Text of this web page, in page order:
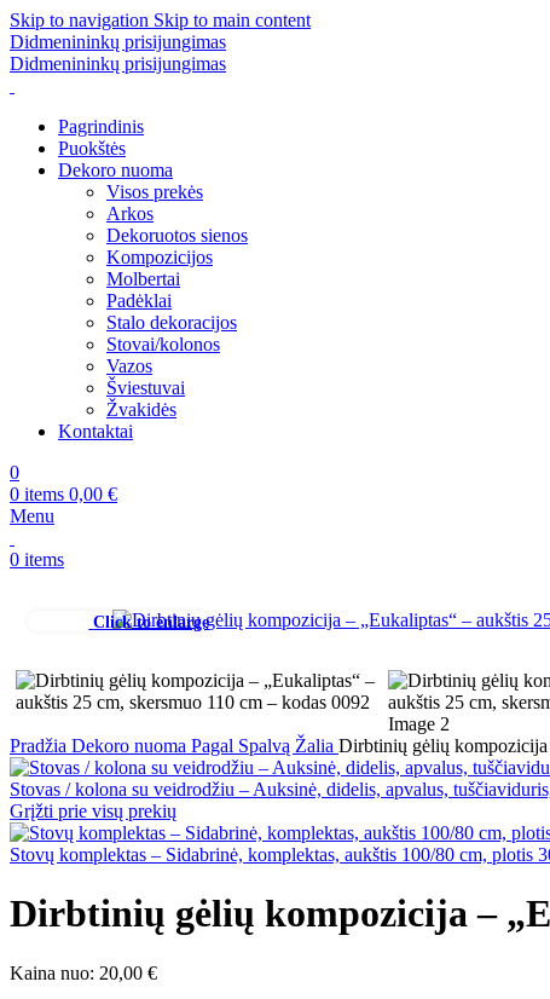
Skip to navigation Skip to main content
Didmenininkų prisijungimas
Didmenininkų prisijungimas
Pagrindinis
Puokštės
Dekoro nuoma
Visos prekės
Arkos
Dekoruotos sienos
Kompozicijos
Molbertai
Padėklai
Stalo dekoracijos
Stovai/kolonos
Vazos
Šviestuvai
Žvakidės
Kontaktai
0
0 items 0,00 €
Menu
0 items
Click to enlarge
Pradžia Dekoro nuoma Pagal Spalvą Žalia Dirbtinių gėlių kompozicija
Stovas / kolona su veidrodžiu – Auksinė, didelis, apvalus,
Grįžti prie visų prekių
Stovų komplektas – Sidabrinė, komplektas, aukštis 100/80 cm, plotis
Dirbtinių gėlių kompozicija –
Kaina nuo: 20,00 €